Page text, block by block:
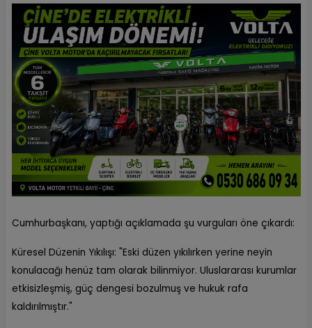
Cumhurbaşkanı, yaptığı açıklamada şu vurguları öne çıkardı:
Küresel Düzenin Yıkılışı: "Eski düzen yıkılırken yerine neyin
konulacağı henüz tam olarak bilinmiyor. Uluslararası kurumlar
etkisizleşmiş, güç dengesi bozulmuş ve hukuk rafa
kaldırılmıştır."